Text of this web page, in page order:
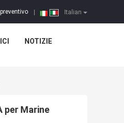
Italian
NOTIZIE
per Marine